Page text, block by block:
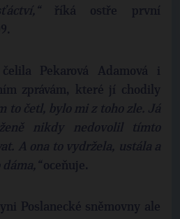
říká ostře první
Pekarová Adamová i
zprávám, které jí chodily
to četl, bylo mi z toho zle. Já
nikdy nedovolil tímto
A ona to vydržela, ustála a
oceňuje.
Poslanecké sněmovny ale